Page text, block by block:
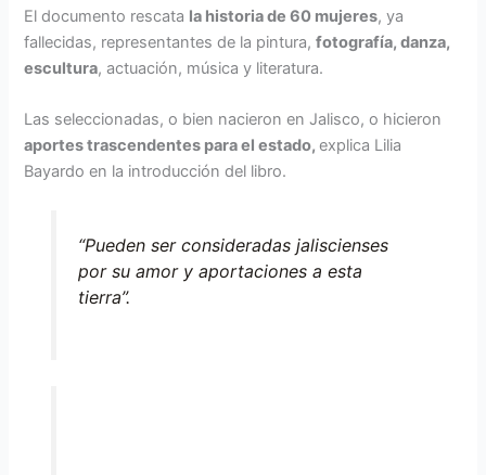
El documento rescata la historia de 60 mujeres, ya
fallecidas, representantes de la pintura,fotografía, danza,
escultura, actuación, música y literatura.
Las seleccionadas, o bien nacieron en Jalisco, o hicieron
aportes trascendentes para el estado,explica Lilia
Bayardo en la introducción del libro.
“Pueden ser consideradas jaliscienses
por su amor y aportaciones a esta
tierra”.